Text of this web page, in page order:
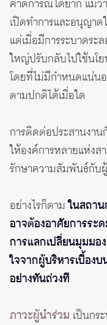
คาดการณ์ได้ยาก แม้ว่
เปิดทำการและอนุญา
แต่เมื่อมีการระบาดระ
ใหญ่ปรับกลับไปใช้นโ
โดยที่ไม่มีกำหนดแน่น
ตามปกติได้เมื่อใด
การติดต่อประสานงา
ให้องค์การหลายแห่งส
รักษาความสัมพันธ์กับ
อย่างไรก็ตามในสถา
อาจต้องอาศัยการระ
การแลกเปลี่ยนมุมมอ
ใจจากผู้บริหารเบื้อง
อย่างทันถ่วงที
ภาวะผู้นำร่วม เป็นกร